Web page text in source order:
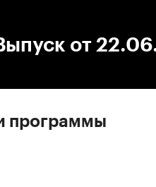
от
программы